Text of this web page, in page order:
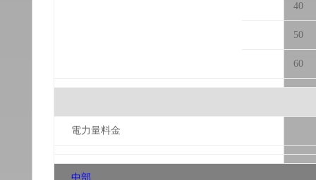
40
50
60
電力量料金
中部